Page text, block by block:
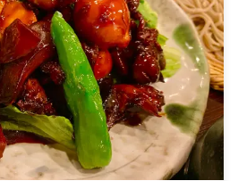
。
びりしてから夜ごはんにでかけまし